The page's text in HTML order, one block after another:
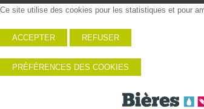
Ce site utilise des cookies pour les statistiques et pour
ACCEPTER REFUSER
PRÉFÉRENCES DES COOKIES